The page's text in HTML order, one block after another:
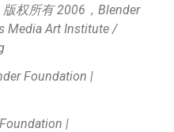
权所有 2006，Blender
Media Art Institute /
Foundation |
|